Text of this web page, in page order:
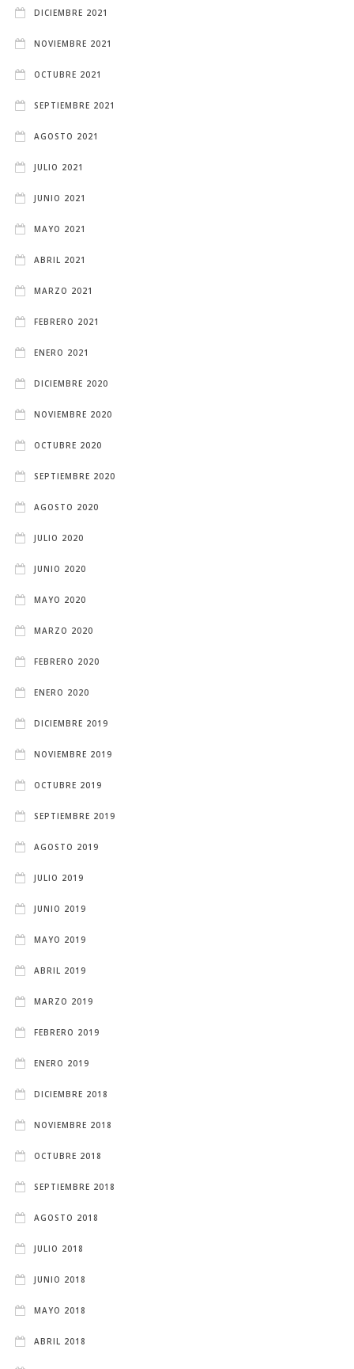
DICIEMBRE 2021
NOVIEMBRE 2021
OCTUBRE 2021
SEPTIEMBRE 2021
AGOSTO 2021
JULIO 2021
JUNIO 2021
MAYO 2021
ABRIL 2021
MARZO 2021
FEBRERO 2021
ENERO 2021
DICIEMBRE 2020
NOVIEMBRE 2020
OCTUBRE 2020
SEPTIEMBRE 2020
AGOSTO 2020
JULIO 2020
JUNIO 2020
MAYO 2020
MARZO 2020
FEBRERO 2020
ENERO 2020
DICIEMBRE 2019
NOVIEMBRE 2019
OCTUBRE 2019
SEPTIEMBRE 2019
AGOSTO 2019
JULIO 2019
JUNIO 2019
MAYO 2019
ABRIL 2019
MARZO 2019
FEBRERO 2019
ENERO 2019
DICIEMBRE 2018
NOVIEMBRE 2018
OCTUBRE 2018
SEPTIEMBRE 2018
AGOSTO 2018
JULIO 2018
JUNIO 2018
MAYO 2018
ABRIL 2018